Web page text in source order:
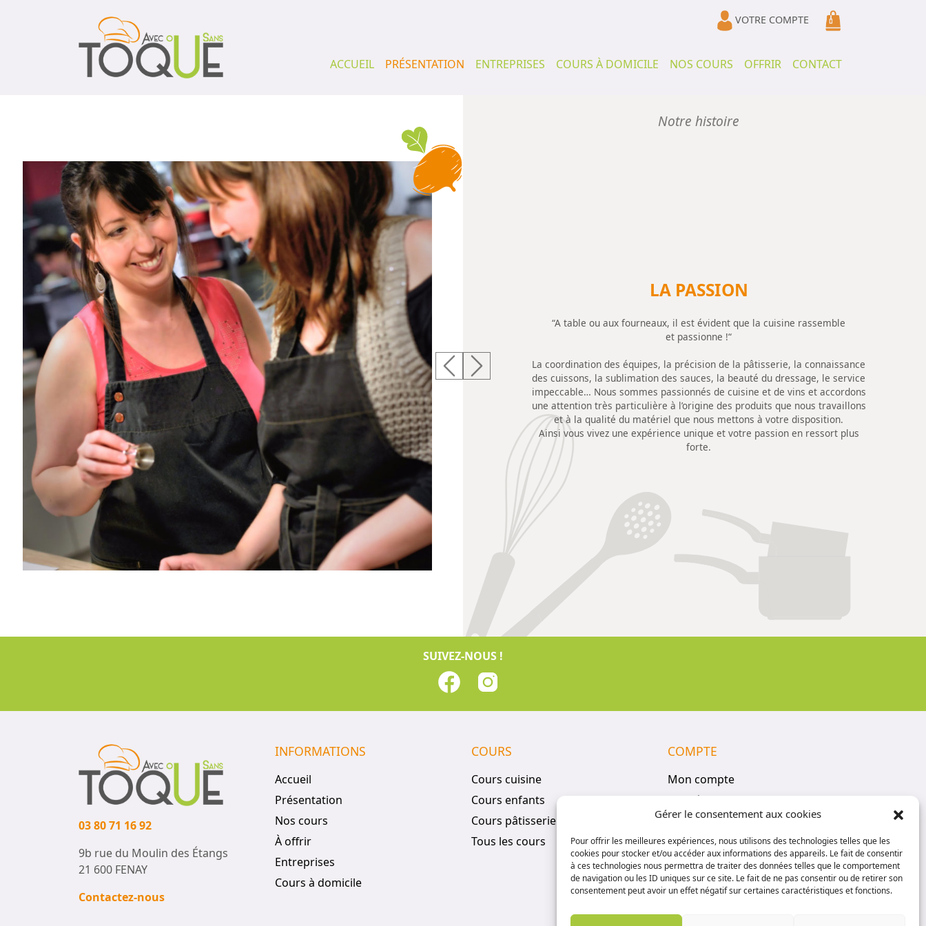
Gérer le consentement aux cookies
Pour offrir les meilleures expériences, nous utilisons des technologies telles que les
cookies pour stocker et/ou accéder aux informations des appareils. Le fait de consentir
à ces technologies nous permettra de traiter des données telles que le comportement
de navigation ou les ID uniques sur ce site. Le fait de ne pas consentir ou de retirer son
consentement peut avoir un effet négatif sur certaines caractéristiques et fonctions.
ACCUEIL PRÉSENTATION ENTREPRISES COURS À DOMICILE NOS COURS OFFRIR CONTACT
VOTRE COMPTE
Notre histoire
LA PASSION
“A table ou aux fourneaux, il est évident que la cuisine rassemble
et passionne !“
La coordination des équipes, la précision de la pâtisserie, la connaissance
des cuissons, la sublimation des sauces, la beauté du dressage, le service
impeccable… Nous sommes passionnés de cuisine et de vins et accordons
une attention très particulière à l’origine des produits que nous travaillons
et à la qualité du matériel que nous mettons à votre disposition.
Ainsi vous vivez une expérience unique et votre passion en ressort plus
forte.
Previous
Next
SUIVEZ-NOUS !
03 80 71 16 92
9b rue du Moulin des Étangs
21 600 FENAY
Contactez-nous
INFORMATIONS
Accueil
Présentation
Nos cours
À offrir
Entreprises
Cours à domicile
COURS
Cours cuisine
Cours enfants
Cours pâtisserie
Tous les cours
COMPTE
Mon compte
Vos réservations
Panier
Politique de confidentialité
Conditions générales de vente